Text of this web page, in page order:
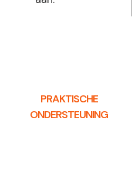
PRAKTISCHE
ONDERSTEUNING